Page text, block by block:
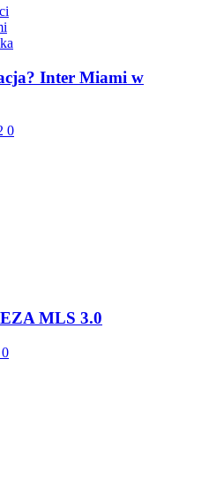
Inter Miami w
0
MLS 3.0
0